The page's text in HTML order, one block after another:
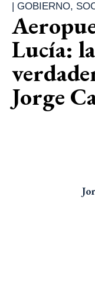
GOBIERNO,
Lucía:
Jorge